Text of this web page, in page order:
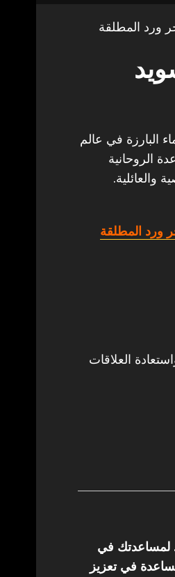
ورد المطلقة
البارزة في عالم
الروحانية
والعائلية.
ورد المطلقة
العلاقات
لمساعدتك في
في تعزيز